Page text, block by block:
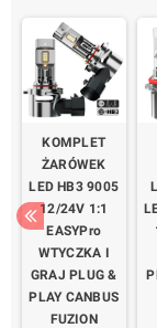
KOMPLET
ŻARÓWEK
LED HB3 9005
12/24V 1:1
EASYPro
WTYCZKA I
GRAJ PLUG &
PLAY CANBUS
FUZION